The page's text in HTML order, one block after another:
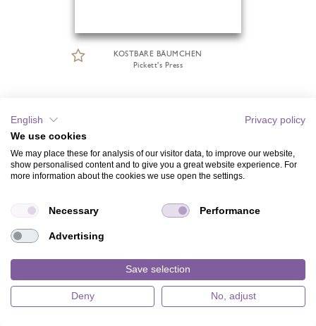
KOSTBARE BÄUMCHEN
Pickett's Press
English
Privacy policy
We use cookies
We may place these for analysis of our visitor data, to improve our website,
show personalised content and to give you a great website experience. For
more information about the cookies we use open the settings.
Necessary Performance
Advertising
Save selection
Deny No, adjust